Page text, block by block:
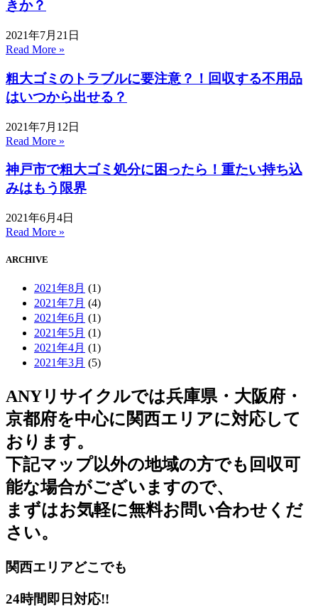
きか？
2021年7月21日
Read More »
粗大ゴミのトラブルに要注意？！回収する不用品
はいつから出せる？
2021年7月12日
Read More »
神戸市で粗大ゴミ処分に困ったら！重たい持ち込
みはもう限界
2021年6月4日
Read More »
ARCHIVE
2021年8月 (1)
2021年7月 (4)
2021年6月 (1)
2021年5月 (1)
2021年4月 (1)
2021年3月 (5)
ANYリサイクルでは兵庫県・大阪府・
京都府を中心に関西エリアに対応して
おります。
下記マップ以外の地域の方でも回収可
能な場合がございますので、
まずはお気軽に無料お問い合わせくだ
さい。
関西エリアどこでも
24時間即日対応!!